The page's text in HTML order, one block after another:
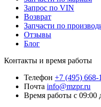
Запрос по VIN
Возврат
Запчасти по
Отзывы
Блог
Контакты и время работы
Телефон +7 (495) 668-
Почта info@mzpr.ru
Время работы с 09:00